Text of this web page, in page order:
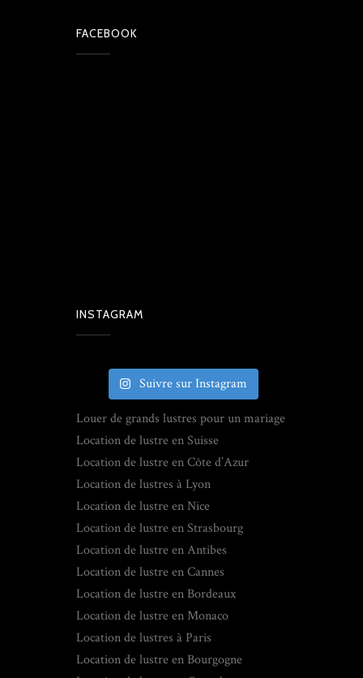
FACEBOOK
INSTAGRAM
Suivre sur Instagram
Louer de grands lustres pour un mariage
Location de lustre en Suisse
Location de lustre en Côte d’Azur
Location de lustres à Lyon
Location de lustre en Nice
Location de lustre en Strasbourg
Location de lustre en Antibes
Location de lustre en Cannes
Location de lustre en Bordeaux
Location de lustre en Monaco
Location de lustres à Paris
Location de lustre en Bourgogne